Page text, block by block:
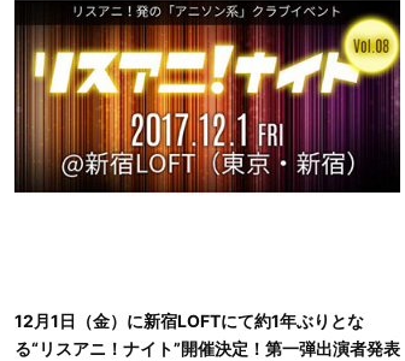
12月1日（金）に新宿LOFTにて約1年ぶりとな
る“リスアニ！ナイト”開催決定！第一弾出演者発表